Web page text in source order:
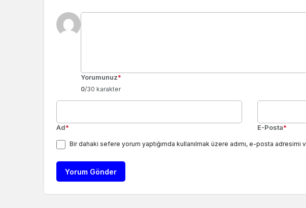
Yorumunuz*
0/30 karakter
Ad* E-Posta*
Bir dahaki sefere yorum yaptığımda kullanılmak üzere adımı, e-posta
Yorum Gönder